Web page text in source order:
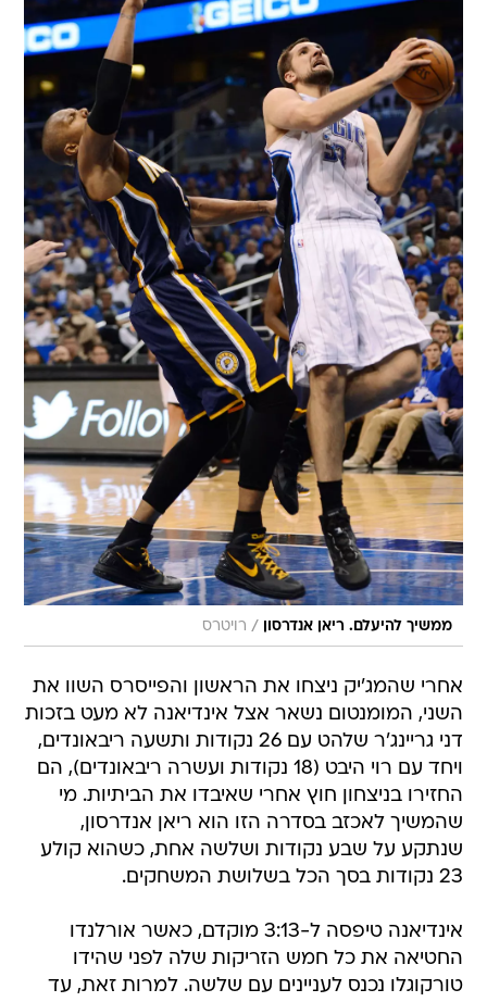
ממשיך להיעלם. ריאן אנדרסון / רויטרס
אחרי שהמג'יק ניצחו את הראשון והפייסרס השוו את
השני, המומנטום נשאר אצל אינדיאנה לא מעט בזכות
דני גריינג'ר שלהט עם 26 נקודות ותשעה ריבאונדים,
ויחד עם רוי היבט (18 נקודות ועשרה ריבאונדים), הם
החזירו בניצחון חוץ אחרי שאיבדו את הביתיות. מי
שהמשיך לאכזב בסדרה הזו הוא ריאן אנדרסון,
שנתקע על שבע נקודות ושלשה אחת, כשהוא קולע
23 נקודות בסך הכל בשלושת המשחקים.
אינדיאנה טיפסה ל-3:13 מוקדם, כאשר אורלנדו
החטיאה את כל חמש הזריקות שלה לפני שהידו
טורקוגלו נכנס לעניינים עם שלשה. למרות זאת, עד